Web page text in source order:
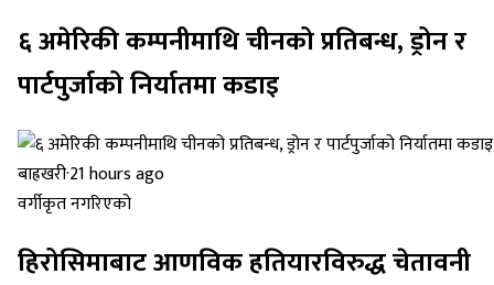
६ अमेरिकी कम्पनीमाथि चीनको प्रतिबन्ध, ड्रोन र
पार्टपुर्जाको निर्यातमा कडाइ
बाह्रखरी·21 hours ago
वर्गीकृत नगरिएको
हिरोसिमाबाट आणविक हतियारविरुद्ध चेतावनी